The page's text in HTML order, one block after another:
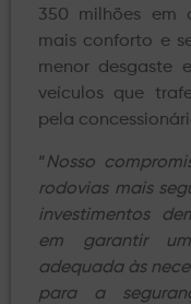
350 milhões em
mais conforto e
menor desgaste
veículos que
pela
“Nosso
rodovias mais
investimentos
em garantir
adequada às
para a